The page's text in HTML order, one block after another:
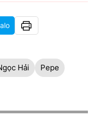
Hải
Pepe